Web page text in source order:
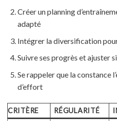
Créer un planning
adapté
Intégrer la diversification
Suivre ses progrès et ajuster
Se rappeler que la constance
d’effort
CRITÈRE RÉGULARITÉ